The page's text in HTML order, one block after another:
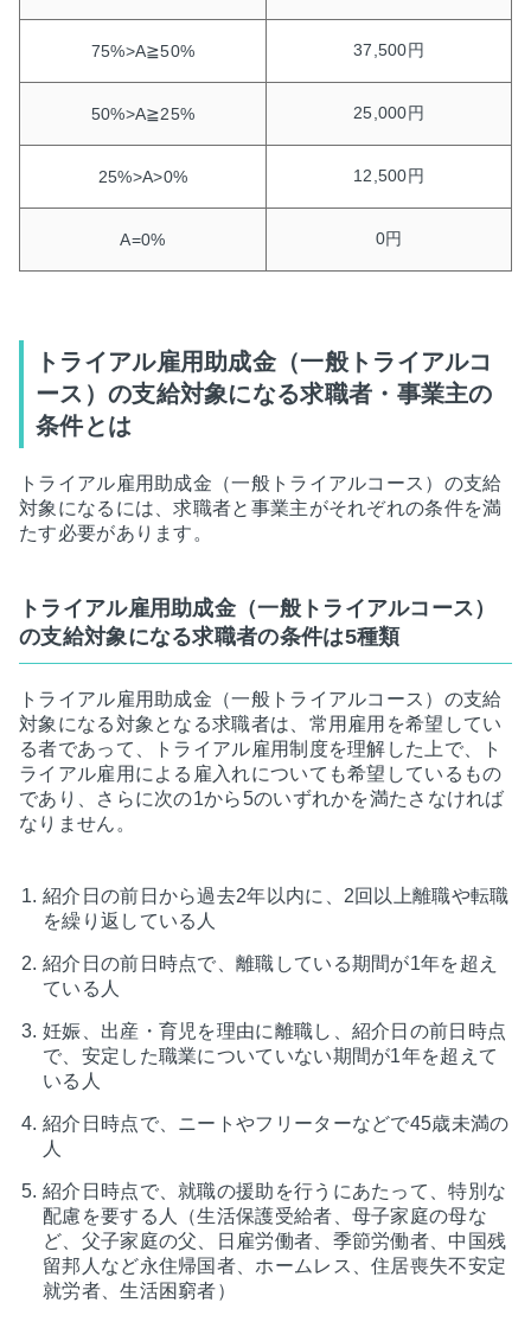
75%>A≧50% 37,500円
50%>A≧25% 25,000円
25%>A>0% 12,500円
A=0% 0円
トライアル雇用助成金（一般トライアルコ
ース）の支給対象になる求職者・事業主の
条件とは
トライアル雇用助成金（一般トライアルコース）の支給
対象になるには、求職者と事業主がそれぞれの条件を満
たす必要があります。
トライアル雇用助成金（一般トライアルコース）
の支給対象になる求職者の条件は5種類
トライアル雇用助成金（一般トライアルコース）の支給
対象になる対象となる求職者は、常用雇用を希望してい
る者であって、トライアル雇用制度を理解した上で、ト
ライアル雇用による雇入れについても希望しているもの
であり、さらに次の1から5のいずれかを満たさなければ
なりません。
紹介日の前日から過去2年以内に、2回以上離職や転職
を繰り返している人
紹介日の前日時点で、離職している期間が1年を超え
ている人
妊娠、出産・育児を理由に離職し、紹介日の前日時点
で、安定した職業についていない期間が1年を超えて
いる人
紹介日時点で、ニートやフリーターなどで45歳未満の
人
紹介日時点で、就職の援助を行うにあたって、特別な
配慮を要する人（生活保護受給者、母子家庭の母な
ど、父子家庭の父、日雇労働者、季節労働者、中国残
留邦人など永住帰国者、ホームレス、住居喪失不安定
就労者、生活困窮者）